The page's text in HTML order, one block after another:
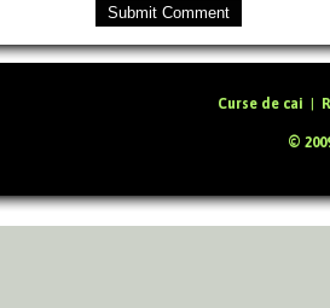
Submit Comment
Curse de cai |
©